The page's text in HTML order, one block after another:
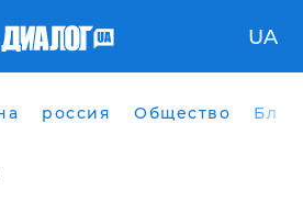
UA
россия Общество